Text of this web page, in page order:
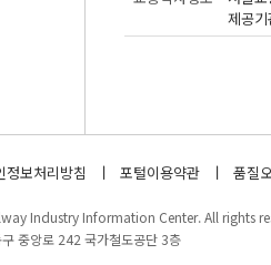
제공
정보처리방침 포털이용약관 품질
Industry Information Center. All rights
중앙로 242 국가철도공단 3층